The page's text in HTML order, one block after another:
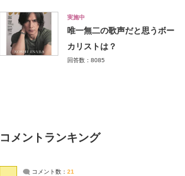
実施中
唯一無二の歌声だと思うボー
カリストは？
回答数：8085
コメントランキング
コメント数： 21